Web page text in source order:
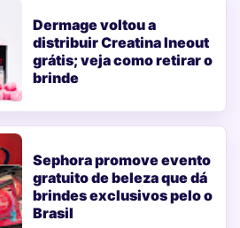
Dermage voltou a
distribuir Creatina Ineout
grátis; veja como retirar o
brinde
Sephora promove evento
gratuito de beleza que dá
brindes exclusivos pelo o
Brasil